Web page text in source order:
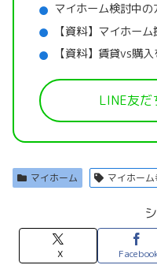
マイホーム検討中
【資料】マイホー
【資料】賃貸vs購
LINE友だ
マイホーム マイホー
X